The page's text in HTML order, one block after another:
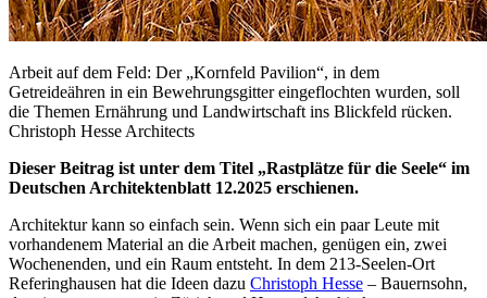
Arbeit auf dem Feld: Der „Kornfeld Pavilion“, in dem
Getreideähren in ein Bewehrungsgitter eingeflochten wurden, soll
die Themen Ernährung und Landwirtschaft ins Blickfeld rücken.
Christoph Hesse Architects
Dieser Beitrag ist unter dem Titel „Rastplätze für die Seele“ im
Deutschen Architektenblatt 12.2025 erschienen.
Architektur kann so einfach sein. Wenn sich ein paar Leute mit
vorhandenem Material an die Arbeit machen, genügen ein, zwei
Wochen­enden, und ein Raum entsteht. In dem 213-Seelen-Ort
Referinghausen hat die Ideen dazu Christoph Hesse – Bauernsohn,